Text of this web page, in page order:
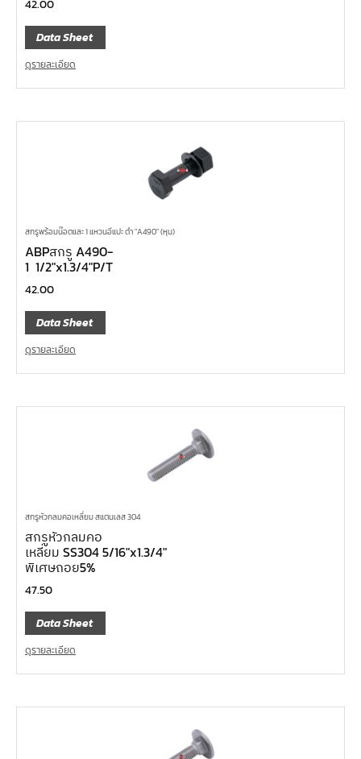
42.00
Data Sheet
ดูรายละเอียด
สกรูพร้อมน๊อตและ 1 แหวนอีแปะ ดำ "A490" (หุน)
ABPสกรู A490-
1 1/2″x1.3/4″P/T
42.00
Data Sheet
ดูรายละเอียด
สกรูหัวกลมคอเหลี่ยม สแตนเลส 304
สกรูหัวกลมคอ
เหลี่ยม SS304 5/16″x1.3/4″
พิเศษถอย5%
47.50
Data Sheet
ดูรายละเอียด